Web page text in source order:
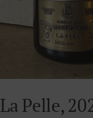
Pelle,